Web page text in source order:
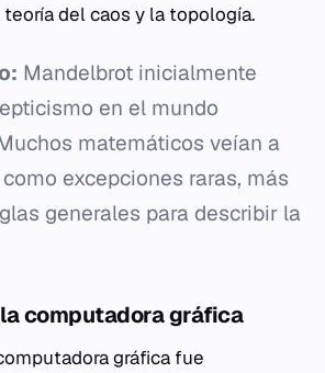
del caos y la topología.
Mandelbrot inicialmente
en el mundo
matemáticos veían a
excepciones raras, más
generales para describir la
computadora gráfica
gráfica fue